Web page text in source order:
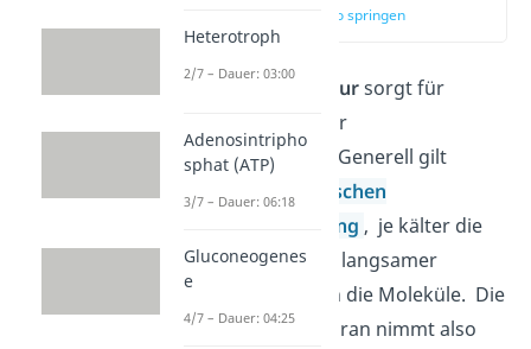
zum Video springen
Auch die Temperatursorgt für
Unterschiede in der
Membranfluidität. Generell gilt
gemäß derBrownschen
Molekularbewegung , je kälter die
Temperatur, desto langsamer
bewegen sich auch die Moleküle. Die
Fluidität der Membran nimmt also
Heterotroph
2/7 – Dauer: 03:00
Adenosintripho
sphat (ATP)
3/7 – Dauer: 06:18
Gluconeogenes
e
4/7 – Dauer: 04:25